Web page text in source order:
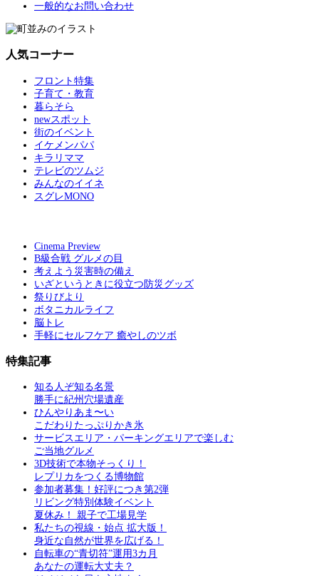
一般的なお問い合わせ
人気コーナー
フロント特集
子育て・教育
暮らそら
newスポット
街のイベント
イケメンパパ
キラリママ
テレビのツムジ
みんなのイイネ
スグレMONO
Cinema Preview
B級合戦 グルメの目
考えよう災害時の備え
いざというときに役立つ防災グッズ
祭りびより
ボタニカルライフ
脳トレ
手軽にセルフケア 癒やしのツボ
特集記事
知る人ぞ知る名景
勝手に紀州穴場遺産
ひんやりあま〜い
こだわりたっぷりかき氷
サービスエリア・パーキングエリアで楽しむ
ご当地グルメ
3D技術で本物そっくり！
レプリカをつくる博物館
参加者募集！好評につき第2弾
リビング特別体験イベント
夏休み！ 親子で工場見学
私たちの視線・始点 拡大版！
身近な自然が世界を広げる！
自転車の“青切符”運用3カ月
あなたの運転大丈夫？